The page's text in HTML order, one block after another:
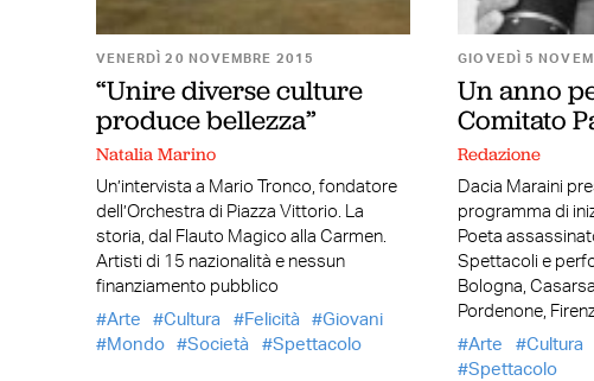
VENERDÌ 20 NOVEMBRE 2015
“Unire diverse culture
produce bellezza”
Natalia Marino
Un’intervista a Mario Tronco, fondatore
dell’Orchestra di Piazza Vittorio. La
storia, dal Flauto Magico alla Carmen.
Artisti di 15 nazionalità e nessun
finanziamento pubblico
Arte
Cultura Felicità
Giovani
Mondo
Società Spettacolo
GIOVEDÌ 5
Un anno
Comitato
Redazione
Dacia Maraini
programma di
Poeta
Spettacoli e
Bologna,
Pordenone,
Arte
Cultura
Spettacolo